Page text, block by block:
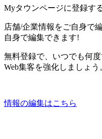
Myタウンページに登録す
店舗/企業情報をご自身で
自身で編集できます!
無料登録で、いつでも何
Web集客を強化しましょう
情報の編集はこちら